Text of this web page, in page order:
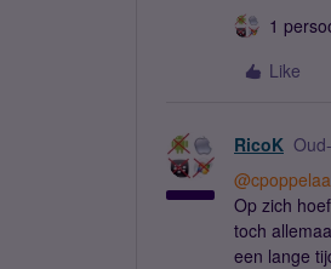
1
Like
RicoK
Op zich
toch
een lange